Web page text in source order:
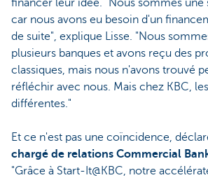
financer leur idée. "Nous sommes une
car nous avons eu besoin d'un
de suite", explique Lisse. "Nous
plusieurs banques et avons reçu des
classiques, mais nous n'avons trouvé
réfléchir avec nous. Mais chez KBC,
différentes."
Et ce n'est pas une coïncidence,
chargé de relations Commercial
"Grâce à Start-It@KBC, notre